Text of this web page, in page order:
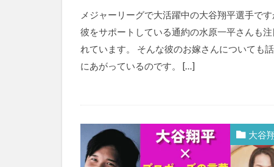
メジャーリーグで大活躍中の大谷翔平選手です
彼をサポートしている通約の水原一平さんも注
れています。 そんな彼のお嫁さんについても
にあがっているのです。 […]
大谷